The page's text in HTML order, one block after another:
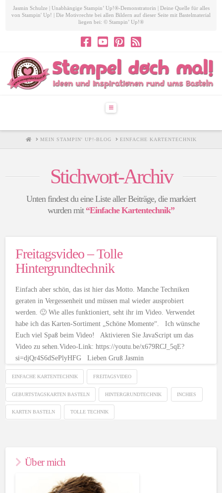
Jasmin Schulze | Unabhängige Stampin’ Up!®-Demonstratorin | Deine Quelle für alles
von Stampin' Up! | Die Motivrechte bei allen Bildern auf dieser Seite mit Bastelmaterial
liegen bei: © Stampin’ Up!®
Navigation
HOMEMEIN STAMPIN' UP!-BLOG EINFACHE KARTENTECHNIK
Stichwort-Archiv
Unten findest du eine Liste aller Beiträge, die markiert
wurden mit “Einfache Kartentechnik”
Freitagsvideo – Tolle
Hintergrundtechnik
Einfach aber schön, das ist hier das Motto. Manche Techniken
geraten in Vergessenheit und müssen mal wieder ausprobiert
werden. 🙂 Wie alles funktioniert, seht ihr im Video. Verwendet
habe ich das Karten-Sortiment „Schöne Momente“. Ich wünsche
Euch viel Spaß beim Video! Aktivieren Sie JavaScript um das
Video zu sehen.Video-Link: https://youtu.be/x679RCJ_5qE?
si=djQr4S6dSePlyHFG Lieben Gruß Jasmin
EINFACHE KARTENTECHNIK FREITAGSVIDEO
GEBURTSTAGSKARTEN BASTELN HINTERGRUNDTECHNIK INCHIES
KARTEN BASTELN TOLLE TECHNIK
Über mich